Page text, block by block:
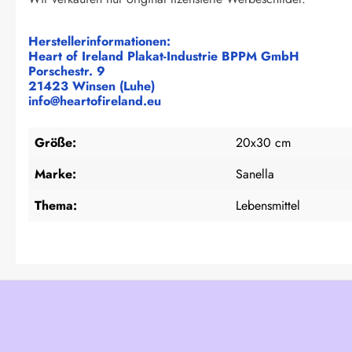
Herstellerinformationen:
Heart of Ireland Plakat-Industrie BPPM GmbH
Porschestr. 9
21423 Winsen (Luhe)
info@heartofireland.eu
Größe:
20x30 cm
Marke:
Sanella
Thema:
Lebensmittel